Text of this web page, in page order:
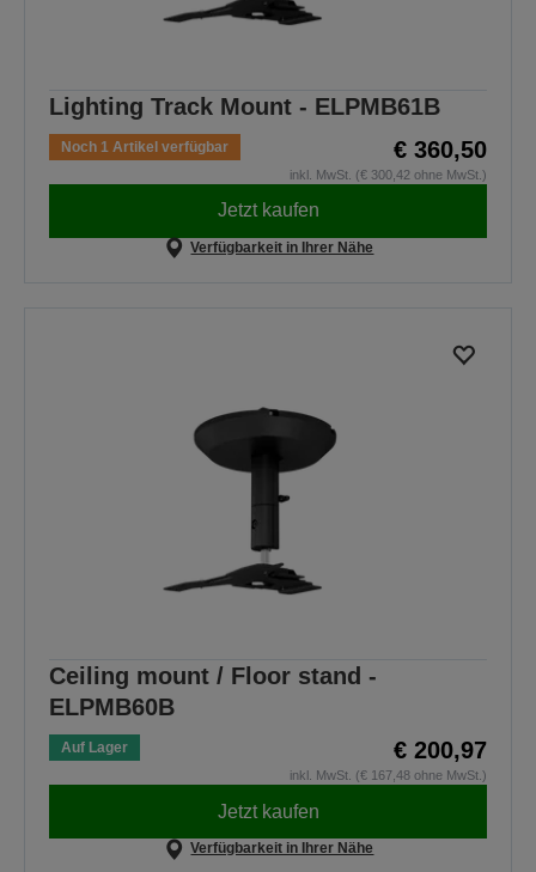
Lighting Track Mount - ELPMB61B
Noch 1 Artikel verfügbar € 360,50
inkl. MwSt. (€ 300,42 ohne MwSt.)
Jetzt kaufen
Verfügbarkeit in Ihrer Nähe
Ceiling mount / Floor stand -
ELPMB60B
Auf Lager € 200,97
inkl. MwSt. (€ 167,48 ohne MwSt.)
Jetzt kaufen
Verfügbarkeit in Ihrer Nähe